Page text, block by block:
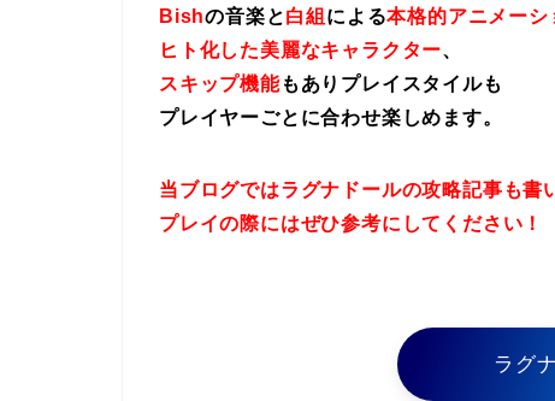
Bishの音楽と白組 による本格的アニメーシ
ヒト化した美麗なキャラクター、
スキップ機能もありプレイスタイルも
プレイヤーごとに合わせ楽しめます。
当ブログではラグナドールの攻略記事も書
プレイの際にはぜひ参考にしてください！
ラグ